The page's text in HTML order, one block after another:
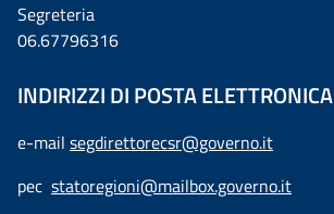
Segreteria
06.67796316
INDIRIZZI DI POSTA ELETTRONICA
e-mail segdirettorecsr@governo.it
pec statoregioni@mailbox.governo.it